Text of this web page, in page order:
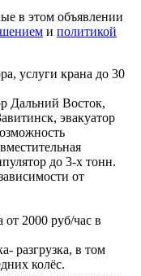
в этом объявлении
и политикой
услуги крана до 30
Дальний Восток,
эвакуатор
до 3-х тонн.
от
2000 руб/час в
разгрузка, в том
колёс.